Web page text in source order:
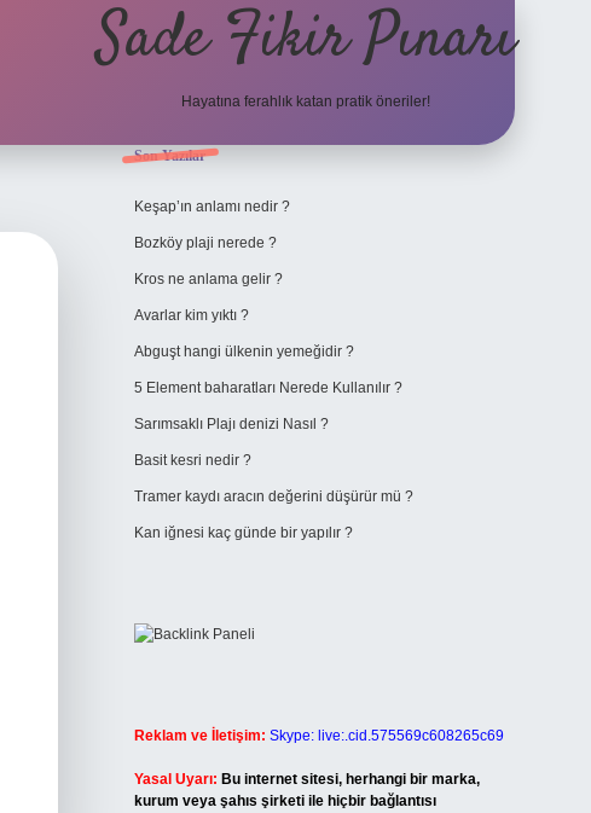
Sade Fikir Pınarı
Hayatına ferahlık katan pratik öneriler!
Sidebar
Son Yazılar
Keşap’ın anlamı nedir ?
Bozköy plaji nerede ?
Kros ne anlama gelir ?
Avarlar kim yıktı ?
Abguşt hangi ülkenin yemeğidir ?
5 Element baharatları Nerede Kullanılır ?
Sarımsaklı Plajı denizi Nasıl ?
Basit kesri nedir ?
Tramer kaydı aracın değerini düşürür mü ?
Kan iğnesi kaç günde bir yapılır ?
Reklam ve İletişim: Skype: live:.cid.575569c608265c69
Yasal Uyarı: Bu internet sitesi, herhangi bir marka,
kurum veya şahıs şirketi ile hiçbir bağlantısı